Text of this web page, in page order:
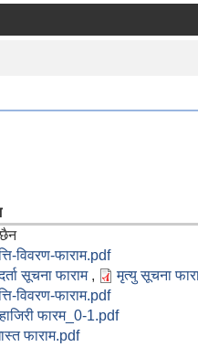
विवरण-फाराम.pdf
सूचना फाराम , मृत्यु सूचना
विवरण-फाराम.pdf
फारम_0-1.pdf
फाराम.pdf